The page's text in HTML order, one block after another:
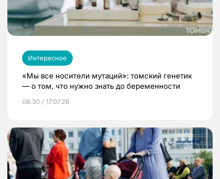
Интересное
«Мы все носители мутаций»: томский генетик
— о том, что нужно знать до беременности
08:30 / 17.07.26